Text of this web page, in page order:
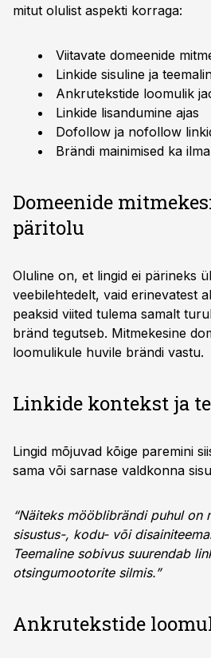
mitut olulist aspekti korraga:
Viitavate domeenide
Linkide sisuline ja
Ankrutekstide loomulik
Linkide lisandumine ajas
Dofollow ja nofollow
Brändi mainimised ka
Domeenide
päritolu
Oluline on, et lingid ei pärineks
veebilehtedelt, vaid erinevatest
peaksid viited tulema samalt
bränd tegutseb. Mitmekesine
loomulikule huvile brändi vastu.
Linkide kontekst ja
Lingid mõjuvad kõige paremini
sama või sarnase valdkonna
“Näiteks mööblibrändi puhul on
sisustus-, kodu- või
Teemaline sobivus suurendab
otsingumootorite silmis.”
Ankrutekstide